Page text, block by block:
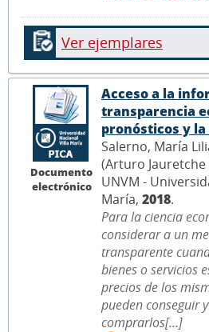
Ver ejemplares
Documento
electrónico
Acceso a la
transparencia
pronósticos y
Salerno, María
(Arturo Jauretche
UNVM -
María, 2018.
Para la ciencia
considerar a un
transparente
bienes o servicios
precios de los
pueden conseguir
comprarlos[...]